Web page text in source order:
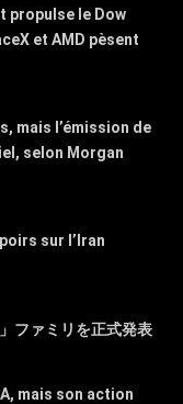
propulse le Dow
et AMD pèsent
mais l’émission de
selon Morgan
sur l’Iran
ファミリを正式発表
mais son action